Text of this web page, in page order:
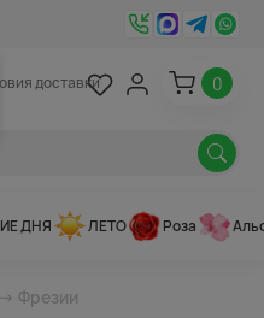
доставки 0
ДНЯ ЛЕТО Роза
→ Фрезии